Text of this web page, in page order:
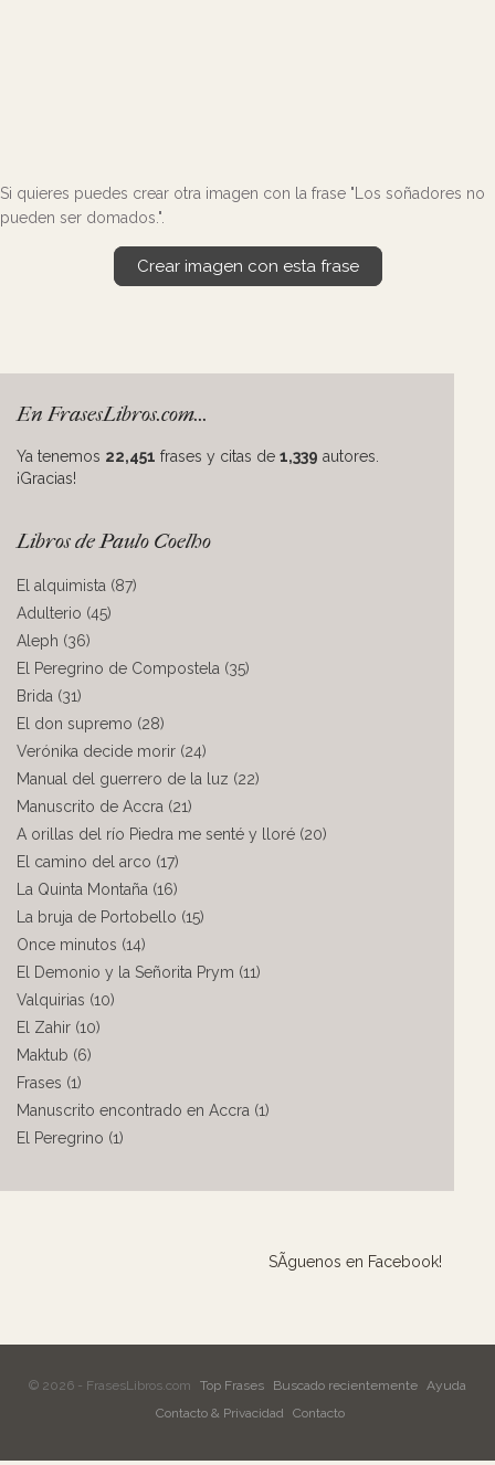
Si quieres puedes crear otra imagen con la frase "Los soñadores no
pueden ser domados.".
Crear imagen con esta frase
En FrasesLibros.com...
Ya tenemos 22,451 frases y citas de 1,339 autores.
¡Gracias!
Libros de Paulo Coelho
El alquimista (87)
Adulterio (45)
Aleph (36)
El Peregrino de Compostela (35)
Brida (31)
El don supremo (28)
Verónika decide morir (24)
Manual del guerrero de la luz (22)
Manuscrito de Accra (21)
A orillas del río Piedra me senté y lloré (20)
El camino del arco (17)
La Quinta Montaña (16)
La bruja de Portobello (15)
Once minutos (14)
El Demonio y la Señorita Prym (11)
Valquirias (10)
El Zahir (10)
Maktub (6)
Frases (1)
Manuscrito encontrado en Accra (1)
El Peregrino (1)
SÃ­guenos en Facebook!
© 2026 - FrasesLibros.com Top Frases Buscado recientemente Ayuda
Contacto & Privacidad
Contacto